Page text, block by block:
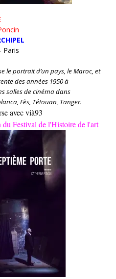
Paris
le portrait d’un pays, le Maroc, et
des années 1950 à
salles de cinéma dans
Fès, Tétouan, Tanger.
avec vià93
du Festival de l'Histoire de l'art